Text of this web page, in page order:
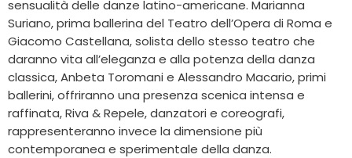
sensualità delle danze latino-americane. Marianna
Suriano, prima ballerina del Teatro dell’Opera di Roma e
Giacomo Castellana, solista dello stesso teatro che
daranno vita all’eleganza e alla potenza della danza
classica, Anbeta Toromani e Alessandro Macario, primi
ballerini, offriranno una presenza scenica intensa e
raffinata, Riva & Repele, danzatori e coreografi,
rappresenteranno invece la dimensione più
contemporanea e sperimentale della danza.